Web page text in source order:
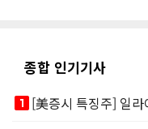
종합 인기기사
looks_one